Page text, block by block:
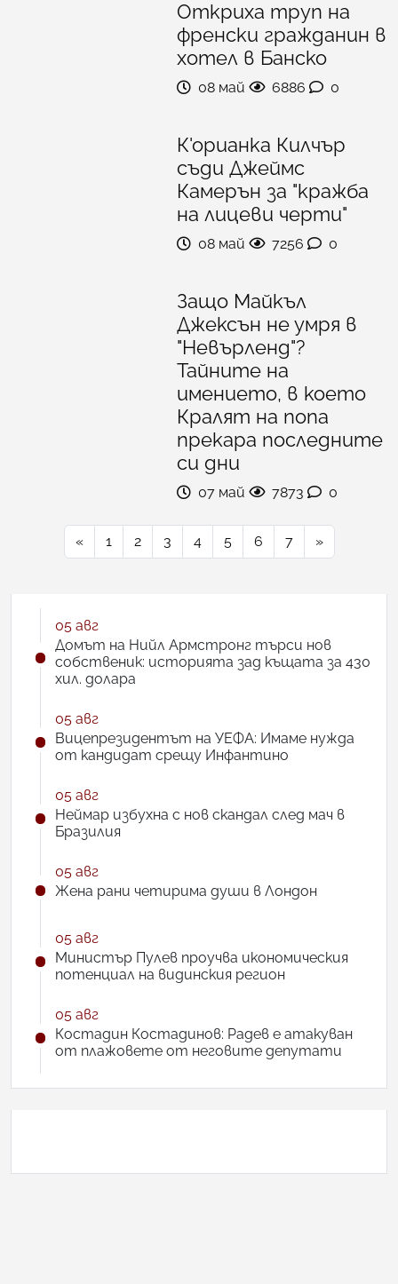
Откриха труп на
френски гражданин в
хотел в Банско
08 май 6886 0
К'орианка Килчър
съди Джеймс
Камерън за "кражба
на лицеви черти"
08 май 7256 0
Защо Майкъл
Джексън не умря в
"Невърленд"?
Тайните на
имението, в което
Кралят на попа
прекара последните
си дни
07 май 7873 0
« 1 2 3 4 5 6 7 »
05 авг
Домът на Нийл Армстронг търси нов
собственик: историята зад къщата за 430
хил. долара
05 авг
Вицепрезидентът на УЕФА: Имаме нужда
от кандидат срещу Инфантино
05 авг
Неймар избухна с нов скандал след мач в
Бразилия
05 авг
Жена рани четирима души в Лондон
05 авг
Министър Пулев проучва икономическия
потенциал на видинския регион
05 авг
Костадин Костадинов: Радев е атакуван
от плажoвете от неговите депутати